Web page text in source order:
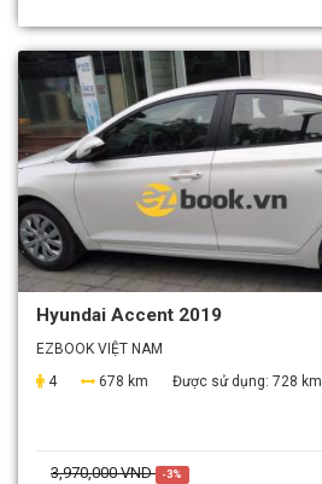
Hyundai Accent 2019
EZBOOK VIỆT NAM
4
678 km Được sử dụng: 728 km
3,970,000 VND -3%